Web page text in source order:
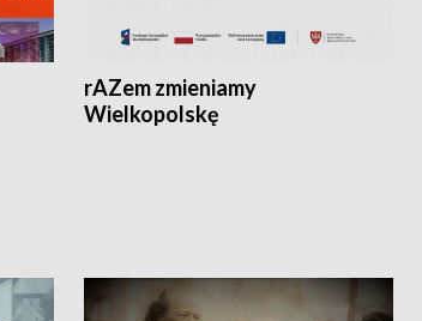
rAZem zmieniamy
Wielkopolskę